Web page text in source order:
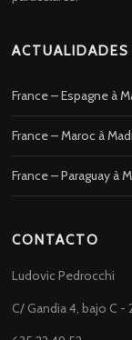
ACTUALIDADES
France – Espagne à
France – Maroc à
France – Paraguay à
CONTACTO
Ludovic Pedrocchi
C/ Gandia 4, bajo C -